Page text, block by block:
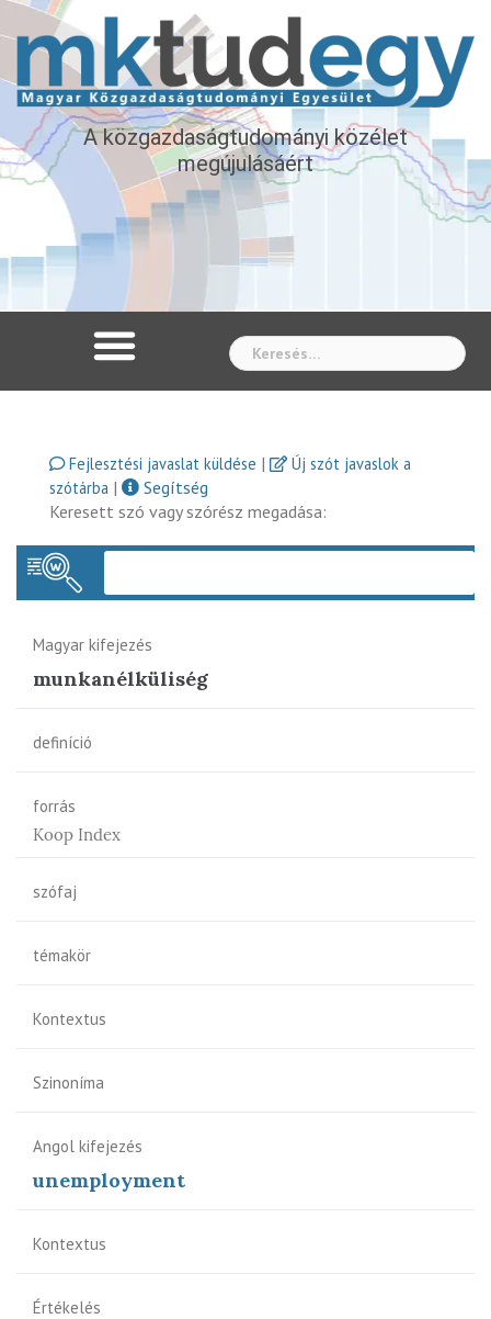
A közgazdaságtudományi közélet
megújulásáért
Fejlesztési javaslat küldése |
Új szót javaslok a
szótárba |
Segítség
Keresett szó vagy szórész megadása:
Magyar kifejezés
munkanélküliség
definíció
forrás
Koop Index
szófaj
témakör
Kontextus
Szinoníma
Angol kifejezés
unemployment
Kontextus
Értékelés